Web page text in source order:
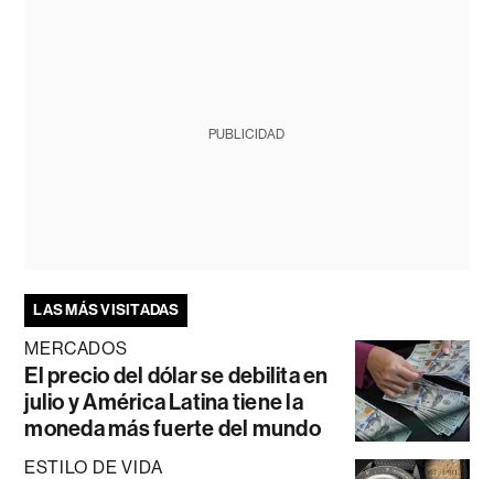
PUBLICIDAD
LAS MÁS VISITADAS
MERCADOS
El precio del dólar se debilita en
julio y América Latina tiene la
moneda más fuerte del mundo
ESTILO DE VIDA